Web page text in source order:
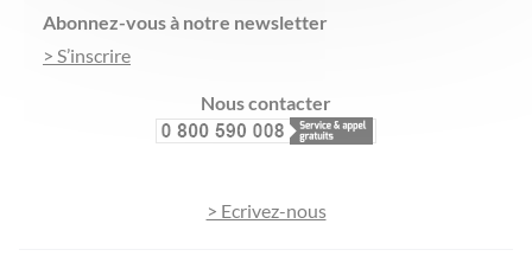
Abonnez-vous à notre newsletter
> S’inscrire
Nous contacter
> Ecrivez-nous